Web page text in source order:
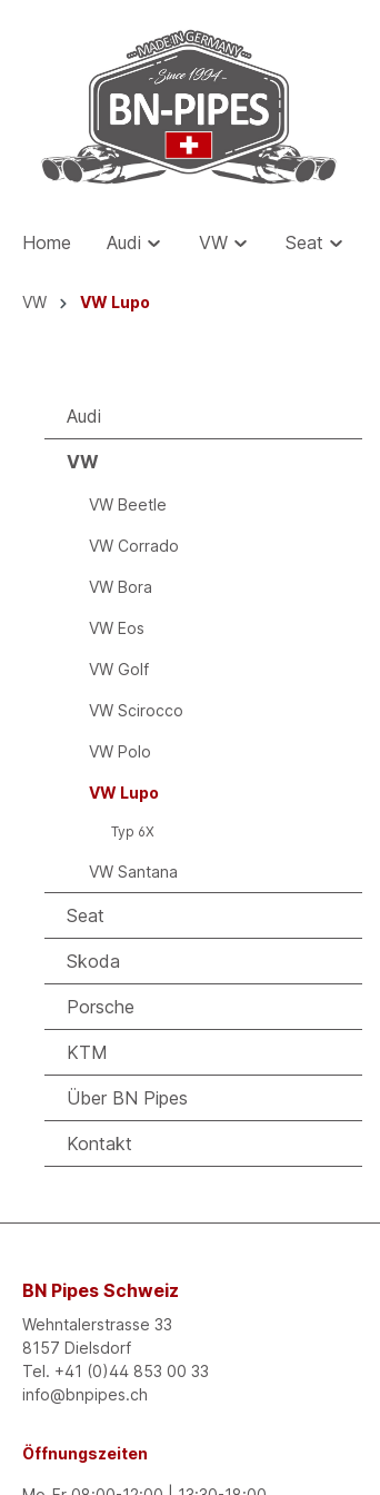
Home Audi VW Seat
VW VW Lupo
Audi
VW
VW Beetle
VW Corrado
VW Bora
VW Eos
VW Golf
VW Scirocco
VW Polo
VW Lupo
Typ 6X
VW Santana
Seat
Skoda
Porsche
KTM
Über BN Pipes
Kontakt
BN Pipes Schweiz
Wehntalerstrasse 33
8157 Dielsdorf
Tel. +41 (0)44 853 00 33
info@bnpipes.ch
Öffnungszeiten